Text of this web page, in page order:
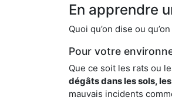
En apprendre
Quoi qu’on dise ou
Pour votre
Que ce soit les rats ou
dégâts dans les sols,
mauvais incidents